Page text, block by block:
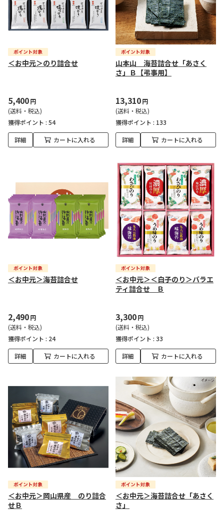
＜お中元＞のり詰合せ
5,400円
(送料・税込)
獲得ポイント : 54
詳細 カートに入れる
山本山 海苔詰合せ「あさく
さ」Ｂ【弔事用】
13,310円
(送料・税込)
獲得ポイント : 133
詳細 カートに入れる
＜お中元＞海苔詰合せ
2,490円
(送料・税込)
獲得ポイント : 24
詳細 カートに入れる
＜お中元＞＜白子のり＞バラエ
ティ詰合せ Ｂ
3,300円
(送料・税込)
獲得ポイント : 33
詳細 カートに入れる
＜お中元＞岡山県産 のり詰合
せＢ
＜お中元＞海苔詰合せ「あさく
さ」